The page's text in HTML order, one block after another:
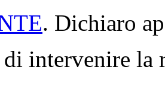
. Dichiaro
intervenire la